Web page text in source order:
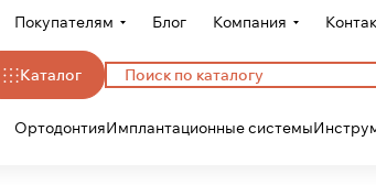
Покупателям Блог Компания
Каталог
ОртодонтияИмплантационные системы